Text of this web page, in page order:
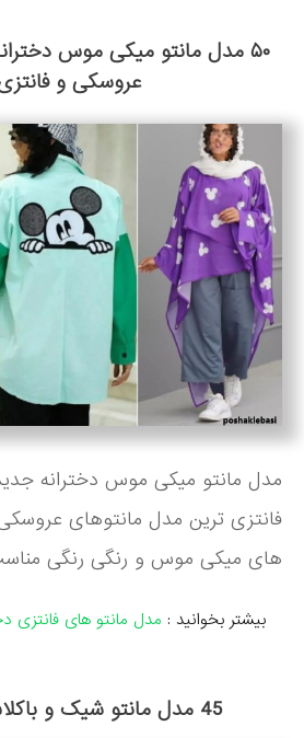
عروسکی و
فانتزی ترین مدل مانتوهای
های میکی موس و رنگی رنگی مناسب
بیشتر بخوانید : مدل مانتو های فانتزی
45 مدل مانتو شیک و باکلاس ترند سال